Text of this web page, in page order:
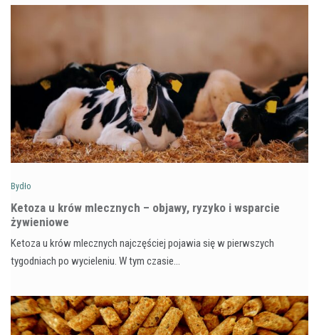
Bydło
Ketoza u krów mlecznych – objawy, ryzyko i wsparcie
żywieniowe
Ketoza u krów mlecznych najczęściej pojawia się w pierwszych
tygodniach po wycieleniu. W tym czasie…